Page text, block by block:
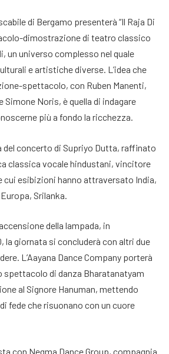
di Bergamo presenterà “Il Raja Di
dimostrazione di teatro classico
un universo complesso nel quale
e artistiche diverse. L’idea che
spettacolo, con Ruben Manenti,
Simone Noris, è quella di indagare
più a fondo la ricchezza.
del concerto di Supriyo Dutta, raffinato
classica vocale hindustani, vincitore
cui esibizioni hanno attraversato India,
Srilanka.
della lampada, in
la giornata si concluderà con altri due
L’Aayana Dance Company porterà
spettacolo di danza Bharatanatyam
al Signore Hanuman, mettendo
fede che risuonano con un cuore
con Negma Dance Group, compagnia